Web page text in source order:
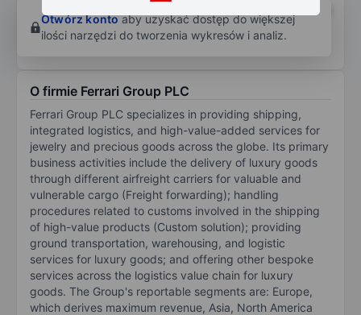
Zwrot z kapitału
własnego
XXXXXXX
Otwórz kontoaby uzyskać dostęp do większej
ilości narzędzi do tworzenia wykresów i analiz.
O firmie Ferrari Group PLC
Ferrari Group PLC specializes in providing shipping,
integrated logistics, and high-value-added services for
jewelry and precious goods across the globe. Its primary
business activities include the delivery of luxury goods
through different airfreight carriers for valuable and
vulnerable cargo (Freight forwarding); handling
procedures related to customs involved in the shipping
of high-value products (Custom solution); providing
ground transportation, warehousing, and logistic
services for luxury goods; and offering other bespoke
services across the logistics value chain for luxury
goods. The Group's reportable segments are: Europe,
which derives maximum revenue, Asia, North America